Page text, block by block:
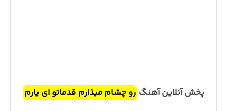
پخش آنلاین آهنگ رو چشام میذارم قدماتو ای یارم